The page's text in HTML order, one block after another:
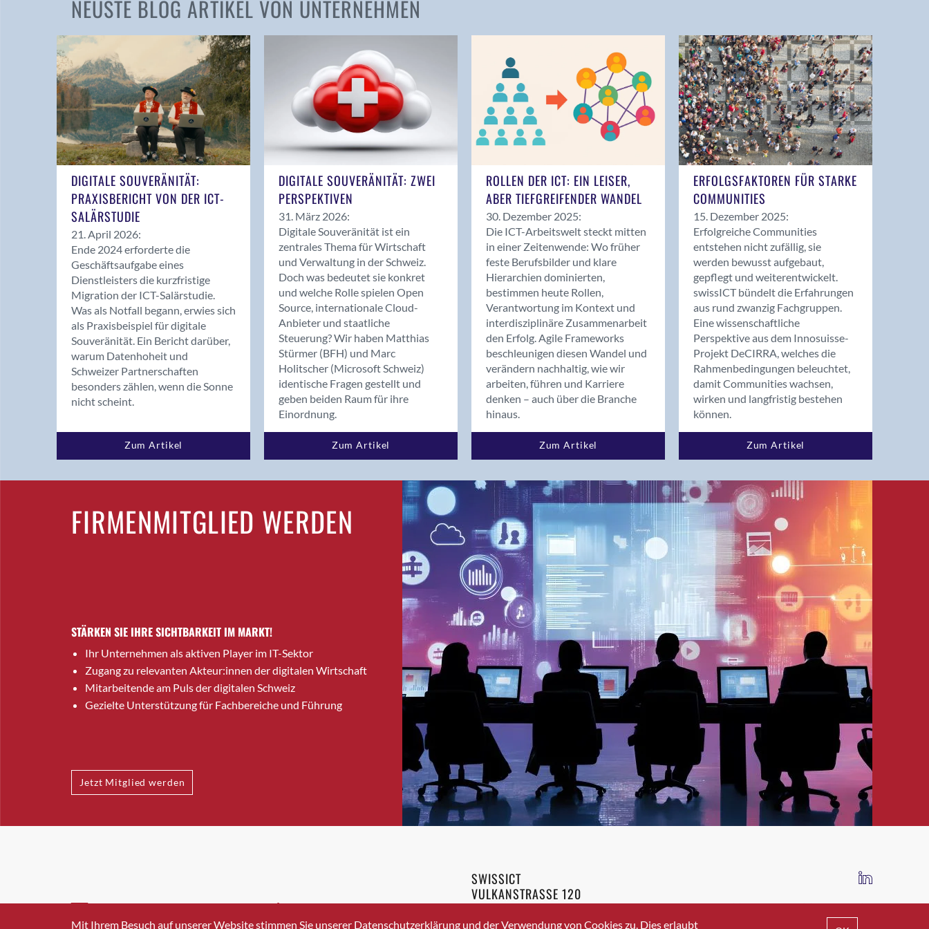
Andelfingen
Balsthal
Balzers
Bassersdorf
Benken (SG)
Bergdietikon
Bern - Liebefeld
Birsfelden
Bolligen
Bonaduz
Bonstetten
Bottighofen
Bremgarten bei Bern
Brig-Glis
Bronschhofen
Brugg
Brugg AG
Burgdorf
Bäretswil
Bülach
Cazis
Crissier
Davos Platz
NEUSTE BLOG ARTIKEL VON UNTERNEHMEN
DIGITALE SOUVERÄNITÄT:
PRAXISBERICHT VON DER ICT-
SALÄRSTUDIE
21. April 2026:
Ende 2024 erforderte die
Geschäftsaufgabe eines
Dienstleisters die kurzfristige
Migration der ICT-Salärstudie.
Was als Notfall begann, erwies sich
als Praxisbeispiel für digitale
Souveränität. Ein Bericht darüber,
warum Datenhoheit und
Schweizer Partnerschaften
besonders zählen, wenn die Sonne
nicht scheint.
Zum Artikel
DIGITALE SOUVERÄNITÄT: ZWEI
PERSPEKTIVEN
31. März 2026:
Digitale Souveränität ist ein
zentrales Thema für Wirtschaft
und Verwaltung in der Schweiz.
Doch was bedeutet sie konkret
und welche Rolle spielen Open
Source, internationale Cloud-
Anbieter und staatliche
Steuerung? Wir haben Matthias
Stürmer (BFH) und Marc
Holitscher (Microsoft Schweiz)
identische Fragen gestellt und
geben beiden Raum für ihre
Einordnung.
Zum Artikel
ROLLEN DER ICT: EIN LEISER,
ABER TIEFGREIFENDER WANDEL
30. Dezember 2025:
Die ICT-Arbeitswelt steckt mitten
in einer Zeitenwende: Wo früher
feste Berufsbilder und klare
Hierarchien dominierten,
bestimmen heute Rollen,
Verantwortung im Kontext und
interdisziplinäre Zusammenarbeit
den Erfolg. Agile Frameworks
beschleunigen diesen Wandel und
verändern nachhaltig, wie wir
arbeiten, führen und Karriere
denken – auch über die Branche
hinaus.
Zum Artikel
ERFOLGSFAKTOREN FÜR STARKE
COMMUNITIES
15. Dezember 2025:
Erfolgreiche Communities
entstehen nicht zufällig, sie
werden bewusst aufgebaut,
gepflegt und weiterentwickelt.
swissICT bündelt die Erfahrungen
aus rund zwanzig Fachgruppen.
Eine wissenschaftliche
Perspektive aus dem Innosuisse-
Projekt DeCIRRA, welches die
Rahmenbedingungen beleuchtet,
damit Communities wachsen,
wirken und langfristig bestehen
können.
Zum Artikel
FIRMENMITGLIED WERDEN
STÄRKEN SIE IHRE SICHTBARKEIT IM MARKT!
Ihr Unternehmen als aktiven Player im IT-Sektor
Zugang zu relevanten Akteur:innen der digitalen Wirtschaft
Mitarbeitende am Puls der digitalen Schweiz
Gezielte Unterstützung für Fachbereiche und Führung
Jetzt Mitglied werden
INFO@SWISSICT.CH +41 43 336 40 20
SWISSICT
VULKANSTRASSE 120
8048 ZURICH
IMPRESSUM DATENSCHUTZ AGB
Mit Ihrem Besuch auf unserer Website stimmen Sie unserer Datenschutzerklärung und der Verwendung von Cookies zu. Dies erlaubt